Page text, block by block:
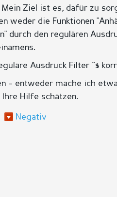
Ziel ist es, dafür zu
weder die Funktionen
durch den regulären
Ausdruck Filter ^$
– entweder mache ich
Hilfe schätzen.
Negativ